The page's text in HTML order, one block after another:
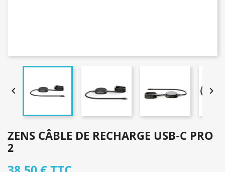
 
ZENS CÂBLE DE RECHARGE USB-C PRO
2